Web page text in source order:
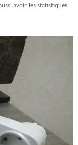
avoir les statistiques